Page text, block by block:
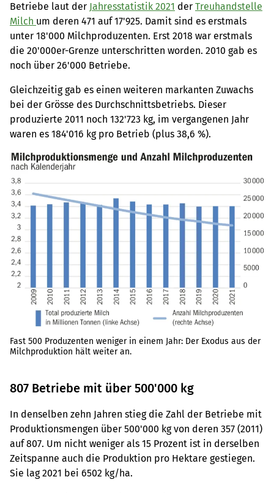
Betriebe laut der Jahresstatistik 2021 der Treuhandstelle
Milch um deren 471 auf 17'925. Damit sind es erstmals
unter 18'000 Milchproduzenten. Erst 2018 war erstmals
die 20'000er-Grenze unterschritten worden. 2010 gab es
noch über 26'000 Betriebe.
Gleichzeitig gab es einen weiteren markanten Zuwachs
bei der Grösse des Durchschnittsbetriebs. Dieser
produzierte 2011 noch 132'723 kg, im vergangenen Jahr
waren es 184'016 kg pro Betrieb (plus 38,6 %).
Fast 500 Produzenten weniger in einem Jahr: Der Exodus aus der
Milchproduktion hält weiter an.
807 Betriebe mit über 500'000 kg
In denselben zehn Jahren stieg die Zahl der Betriebe mit
Produktionsmengen über 500'000 kg von deren 357 (2011)
auf 807. Um nicht weniger als 15 Prozent ist in derselben
Zeitspanne auch die Produktion pro Hektare gestiegen.
Sie lag 2021 bei 6502 kg/ha.